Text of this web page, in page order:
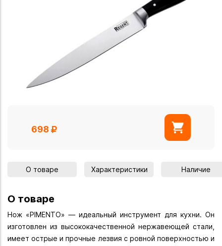
698
О товаре Характеристики Наличие
О товаре
Нож «PIMENTO» — идеальный инструмент для кухни. Он
изготовлен из высококачественной нержавеющей стали,
имеет острые и прочные лезвия с ровной поверхностью и